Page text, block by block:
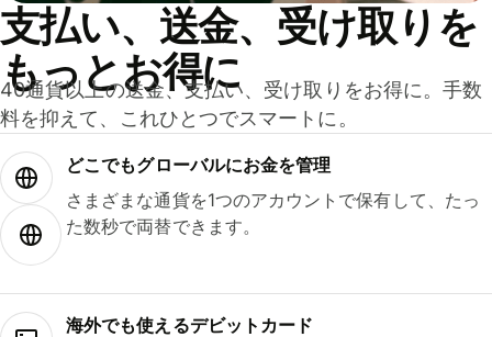
支払い、送金、受け取りを
もっとお得に
40通貨以上の送金、支払い、受け取りをお得に。手数
料を抑えて、これひとつでスマートに。
どこでもグ⁠ロ⁠ー⁠バ⁠ルにお金を管理
さまざまな通貨を1つのアカウントで保有して、たっ
た数秒で両替できます。
海外でも使えるデビットカード